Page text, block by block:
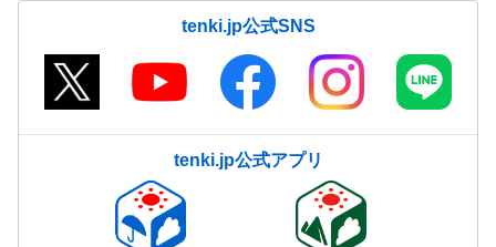
tenki.jp公式SNS
tenki.jp公式アプリ